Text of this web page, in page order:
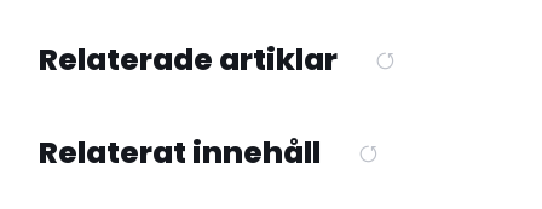
Relaterade artiklar
Relaterat innehåll